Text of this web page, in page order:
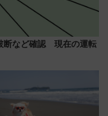
断など確認 現在の運転